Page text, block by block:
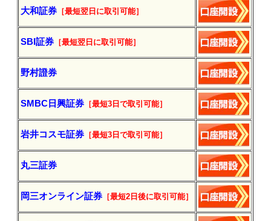
大和証券 ［最短翌日に取引可能］
SBI証券 ［最短翌日に取引可能］
野村證券
SMBC日興証券 ［最短3日で取引可能］
岩井コスモ証券 ［最短3日で取引可能］
丸三証券
岡三オンライン証券 ［最短2日後に取引可能］